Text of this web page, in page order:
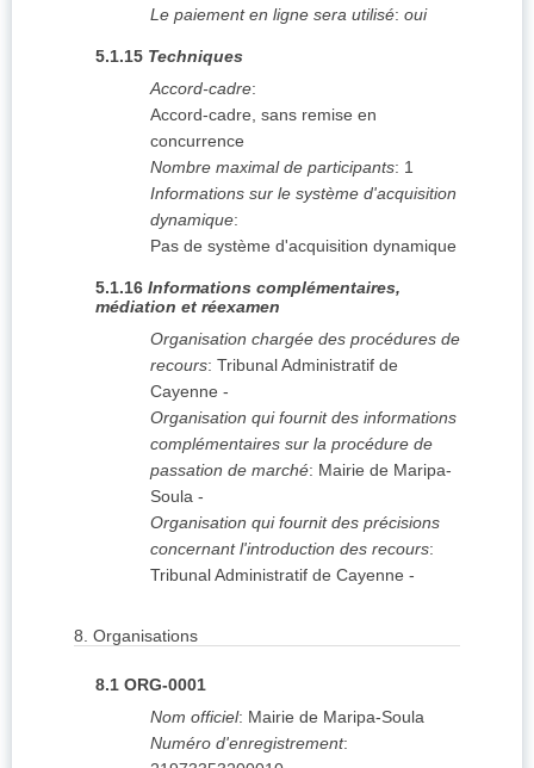
Le paiement en ligne sera utilisé: oui
5.1.15 Techniques
Accord-cadre:
Accord-cadre, sans remise en
concurrence
Nombre maximal de participants: 1
Informations sur le système d'acquisition
dynamique:
Pas de système d'acquisition dynamique
5.1.16 Informations complémentaires,
médiation et réexamen
Organisation chargée des procédures de
recours: Tribunal Administratif de
Cayenne -
Organisation qui fournit des informations
complémentaires sur la procédure de
passation de marché: Mairie de Maripa-
Soula -
Organisation qui fournit des précisions
concernant l'introduction des recours:
Tribunal Administratif de Cayenne -
8. Organisations
8.1 ORG-0001
Nom officiel: Mairie de Maripa-Soula
Numéro d'enregistrement: